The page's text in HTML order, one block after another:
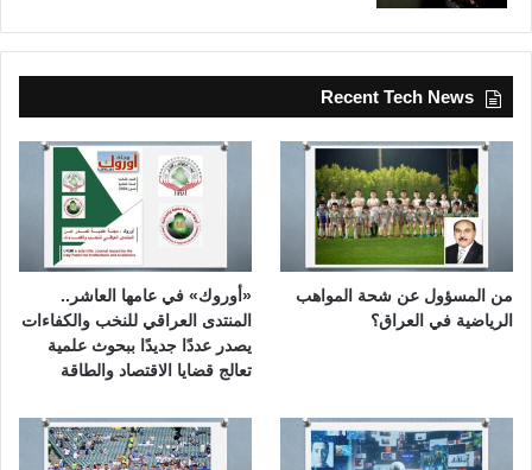
Recent Tech News
من المسؤول عن شحة المواهب
الرياضية في العراق؟
«أوروك» في عامها العاشر..
المنتدى العراقي للنخب والكفاءات
يصدر عددًا جديدًا ببحوث علمية
تعالج قضايا الاقتصاد والطاقة